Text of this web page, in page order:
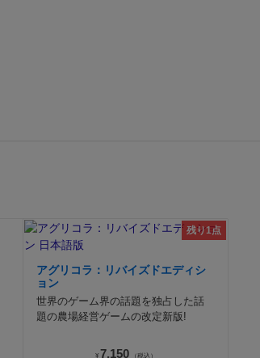
残り1点
アグリコラ：リバイズドエディシ
ョン
世界のゲーム界の話題を独占した話
題の農場経営ゲームの改定新版!
¥ 7,150 （税込）